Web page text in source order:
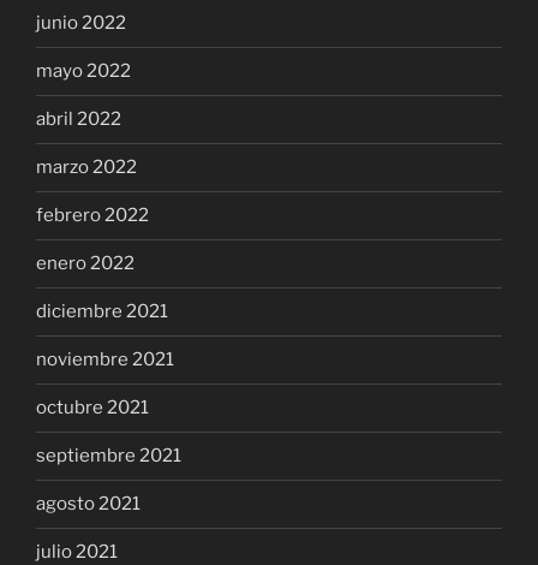
junio 2022
mayo 2022
abril 2022
marzo 2022
febrero 2022
enero 2022
diciembre 2021
noviembre 2021
octubre 2021
septiembre 2021
agosto 2021
julio 2021